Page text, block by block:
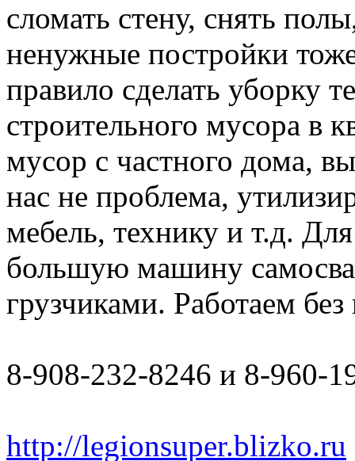
сломать стену, снять
ненужные постройки
правило сделать уборку
строительного мусора в
мусор с частного дома,
нас не проблема,
мебель, технику и т.д.
большую машину
грузчиками. Работаем
8-908-232-8246 и 8-960-
http://legionsuper.blizko.ru